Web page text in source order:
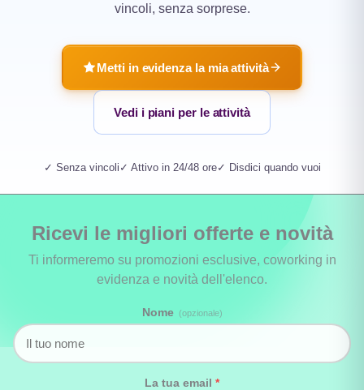
vincoli, senza sorprese.
Metti in evidenza la mia attività
Vedi i piani per le attività
✓ Senza vincoli ✓ Attivo in 24/48 ore✓ Disdici quando vuoi
Ricevi le migliori offerte e novità
Ti informeremo su promozioni esclusive, coworking in
evidenza e novità dell'elenco.
Nome (opzionale)
La tua email *